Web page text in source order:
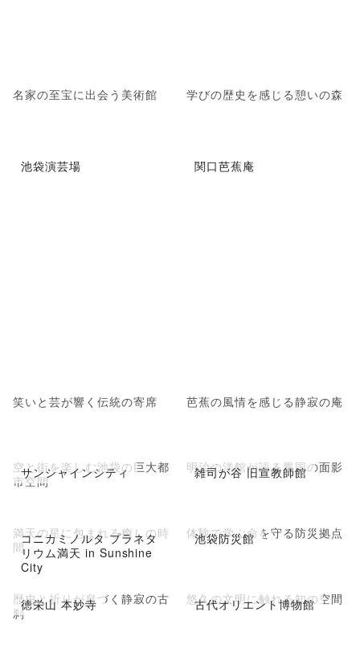
名家の至宝に出会う美術館 学びの歴史を感じる憩いの森
池袋演芸場
笑いと芸が響く伝統の寄席
関口芭蕉庵
芭蕉の風情を感じる静寂の庵
サンシャインシティ
空と街を楽しむ池袋の巨大都
市空間
雑司が谷 旧宣教師館
明治の洋館が語る異国の面影
コニカミノルタ プラネタ
リウム満天 in Sunshine
City
満天の星に包まれる癒しの時
間
池袋防災館
体験で学ぶ命を守る防災拠点
徳栄山 本妙寺
歴史と祈りが息づく静寂の古
刹
古代オリエント博物館
悠久の文明に触れる知の空間